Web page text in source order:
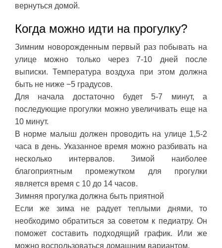
вернуться домой.
Когда можно идти на прогулку?
Зимним новорожденным первый раз побывать на
улице можно только через 7-10 дней после
выписки. Температура воздуха при этом должна
быть не ниже −5 градусов.
Для начала достаточно будет 5-7 минут, а
последующие прогулки можно увеличивать еще на
10 минут.
В норме малыш должен проводить на улице 1,5-2
часа в день. Указанное время можно разбивать на
несколько интервалов. Зимой наиболее
благоприятным промежутком для прогулки
является время с 10 до 14 часов.
Зимняя прогулка должна быть приятной
Если же зима не радует теплыми днями, то
необходимо обратиться за советом к педиатру. Он
поможет составить подходящий график. Или же
можно воспользоваться домашним вариантом.